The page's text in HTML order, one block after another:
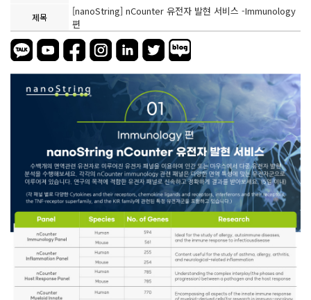
제목
[nanoString] nCounter 유전자 발현 서비스 -Immunology
편